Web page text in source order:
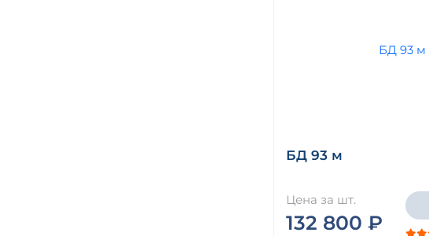
БД 93 м
Цена за шт.
132 800 ₽